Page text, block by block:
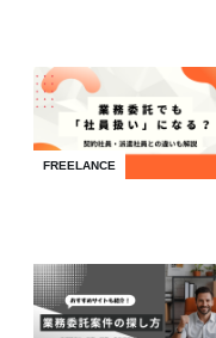
FREELANCE